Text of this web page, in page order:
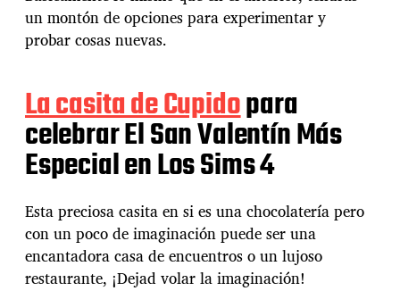
un montón de opciones para experimentar y
probar cosas nuevas.
La casita de Cupidopara
celebrar El San Valentín Más
Especial en Los Sims 4
Esta preciosa casita en si es una chocolatería pero
con un poco de imaginación puede ser una
encantadora casa de encuentros o un lujoso
restaurante, ¡Dejad volar la imaginación!